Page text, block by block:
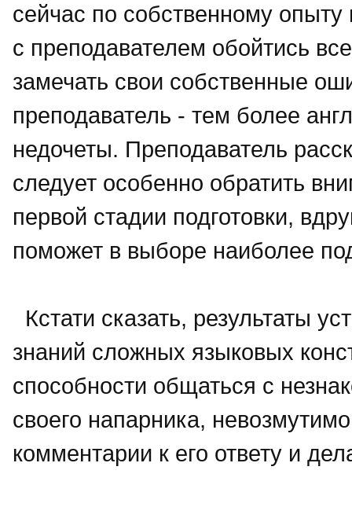
сейчас по собственному опыту
с преподавателем обойтись
замечать свои собственные
преподаватель - тем более
недочеты. Преподаватель
следует особенно обратить
первой стадии подготовки,
поможет в выборе наиболее
Кстати сказать, результаты
знаний сложных языковых
способности общаться с
своего напарника,
комментарии к его ответу и